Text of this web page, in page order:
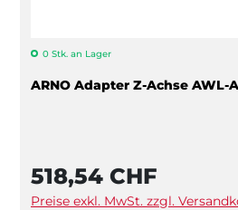
0 Stk. an Lager
ARNO Adapter Z-Achse AWL-
518,54 CHF
Preise exkl. MwSt. zzgl.